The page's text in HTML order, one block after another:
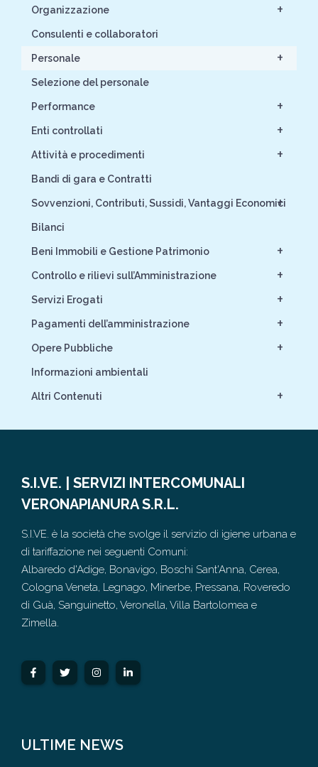
+
Organizzazione
Consulenti e collaboratori
+
Personale
Selezione del personale
+
Performance
+
Enti controllati
+
Attività e procedimenti
Bandi di gara e Contratti
+
Sovvenzioni, Contributi, Sussidi, Vantaggi Economici
Bilanci
+
Beni Immobili e Gestione Patrimonio
+
Controllo e rilievi sull’Amministrazione
+
Servizi Erogati
+
Pagamenti dell’amministrazione
+
Opere Pubbliche
Informazioni ambientali
+
Altri Contenuti
S.I.VE. | SERVIZI INTERCOMUNALI
VERONAPIANURA S.R.L.
S.I.VE. è la società che svolge il servizio di igiene urbana e
di tariffazione nei seguenti Comuni:
Albaredo d'Adige, Bonavigo, Boschi Sant'Anna, Cerea,
Cologna Veneta, Legnago, Minerbe, Pressana, Roveredo
di Guà, Sanguinetto, Veronella, Villa Bartolomea e
Zimella.
ULTIME NEWS